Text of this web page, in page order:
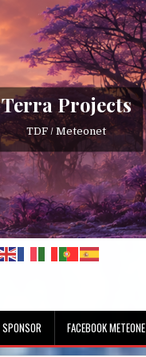
Terra Projects
TDF / Meteonet
SPONSOR FACEBOOK